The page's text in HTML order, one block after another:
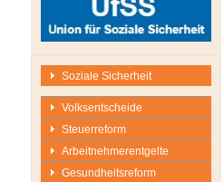
Soziale Sicherheit
Volksentscheide
Steuerreform
Arbeitnehmerentgelte
Gesundheitsreform